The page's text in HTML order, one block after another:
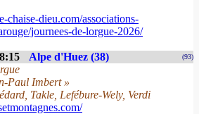
chaise-dieu.com/associations-
journees-de-lorgue-2026/
Alpe d'Huez (38) (93)
Paul Imbert »
Takle, Lefébure-Wely, Verdi